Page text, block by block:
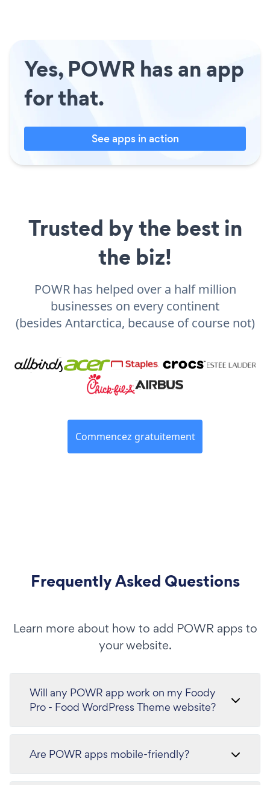
Yes, POWR has an app
for that.
See apps in action
Trusted by the best in
the biz!
POWR has helped over a half million
businesses on every continent
(besides Antarctica, because of course not)
Commencez gratuitement
Frequently Asked Questions
Learn more about how to add POWR apps to
your website.
Will any POWR app work on my Foody
Pro - Food WordPress Theme website?
Are POWR apps mobile-friendly?